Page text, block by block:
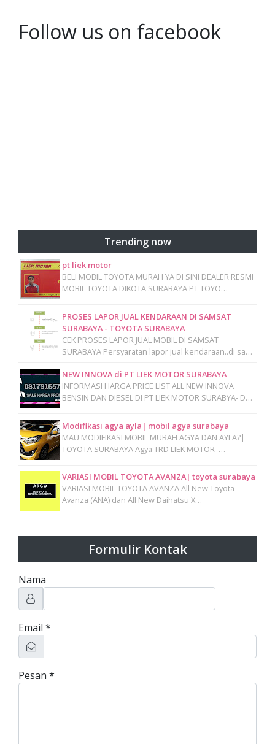
Follow us on facebook
Trending now
pt liek motor
BELI MOBIL TOYOTA MURAH YA DI SINI DEALER RESMI
MOBIL TOYOTA DIKOTA SURABAYA PT TOYO…
PROSES LAPOR JUAL KENDARAAN DI SAMSAT
SURABAYA - TOYOTA SURABAYA
CEK PROSES LAPOR JUAL MOBIL DI SAMSAT
SURABAYA Persyaratan lapor jual kendaraan..di sa…
NEW INNOVA di PT LIEK MOTOR SURABAYA
INFORMASI HARGA PRICE LIST ALL NEW INNOVA
BENSIN DAN DIESEL DI PT LIEK MOTOR SURABYA- D…
Modifikasi agya ayla| mobil agya surabaya
MAU MODIFIKASI MOBIL MURAH AGYA DAN AYLA?|
TOYOTA SURABAYA Agya TRD LIEK MOTOR …
VARIASI MOBIL TOYOTA AVANZA| toyota surabaya
VARIASI MOBIL TOYOTA AVANZA All New Toyota
Avanza (ANA) dan All New Daihatsu X…
Formulir Kontak
Nama
Email *
Pesan *